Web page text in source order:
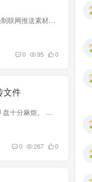
不知道大家有没有这种困扰：打开市面上主流壁纸软件，弹窗广告满天飞，强制联网推送素材，后台偷偷收集本地图片、浏览记录；想要自动轮换壁纸，要么付费解锁会员，要么捆绑一堆全家桶软件，低配...
0 95 0
文件
还在为找不到数据线而烦恼？电脑、手机、机顶盒之间拷贝文件，来回插拔 U 盘十分麻烦。 今天分享一款干净纯粹的局域网传输工具，同一 WiFi 之下，别的设备不用装任何 APP，仅凭浏览器就能读写手...
0 267 0